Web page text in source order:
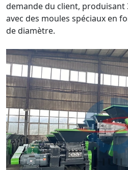
demande du client, produisant
avec des moules spéciaux en
de diamètre.